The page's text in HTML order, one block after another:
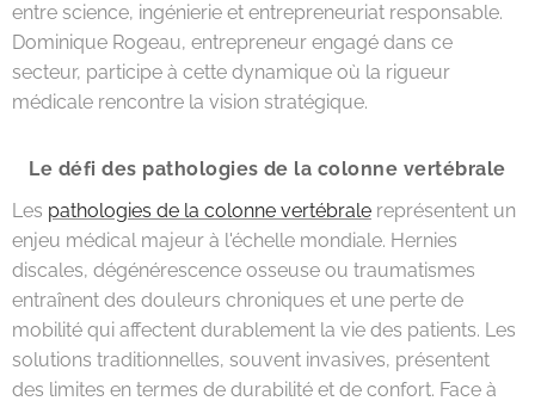
entre science, ingénierie et entrepreneuriat responsable.
Dominique Rogeau, entrepreneur engagé dans ce
secteur, participe à cette dynamique où la rigueur
médicale rencontre la vision stratégique.
Le défi des pathologies de la colonne vertébrale
Les pathologies de la colonne vertébrale représentent un
enjeu médical majeur à l'échelle mondiale. Hernies
discales, dégénérescence osseuse ou traumatismes
entraînent des douleurs chroniques et une perte de
mobilité qui affectent durablement la vie des patients. Les
solutions traditionnelles, souvent invasives, présentent
des limites en termes de durabilité et de confort. Face à